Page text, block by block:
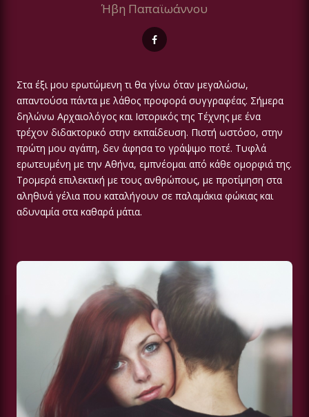
Ήβη Παπαϊωάννου
Στα έξι μου ερωτώμενη τι θα γίνω όταν μεγαλώσω,
απαντούσα πάντα με λάθος προφορά συγγραφέας. Σήμερα
δηλώνω Αρχαιολόγος και Ιστορικός της Τέχνης με ένα
τρέχον διδακτορικό στην εκπαίδευση. Πιστή ωστόσο, στην
πρώτη μου αγάπη, δεν άφησα το γράψιμο ποτέ. Τυφλά
ερωτευμένη με την Αθήνα, εμπνέομαι από κάθε ομορφιά της.
Τρομερά επιλεκτική με τους ανθρώπους, με προτίμηση στα
αληθινά γέλια που καταλήγουν σε παλαμάκια φώκιας και
αδυναμία στα καθαρά μάτια.